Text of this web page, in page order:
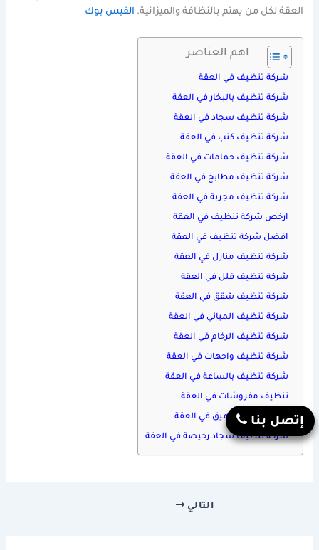
العقة لكل من يهتم بالنظافة والميزانية. الفيس بوك
اهم العناصر
شركة تنظيف في العقة
شركة تنظيف بالبخار في العقة
شركة تنظيف سجاد في العقة
شركة تنظيف كنب في العقة
شركة تنظيف حمامات في العقة
شركة تنظيف مطابخ في العقة
شركة تنظيف مجربة في العقة
ارخص شركة تنظيف في العقة
افضل شركة تنظيف في العقة
شركة تنظيف منازل في العقة
شركة تنظيف فلل في العقة
شركة تنظيف شقق في العقة
شركة تنظيف المباني في العقة
شركة تنظيف الرخام في العقة
شركة تنظيف واجهات في العقة
شركة تنظيف بالساعة في العقة
تنظيف مفروشات في العقة
شركة تنظيف عميق في العقة
شركة تنظيف سجاد رخيصة في العقة
التالي
إتصل بنا